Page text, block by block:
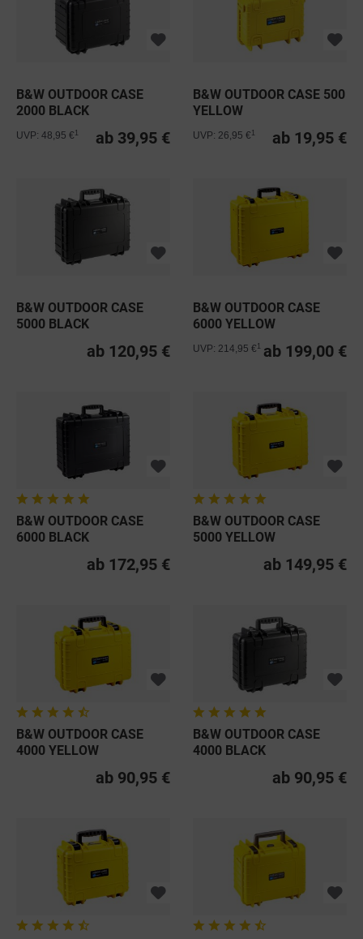
B&W OUTDOOR CASE
2000 BLACK
ab 39,95 €
UVP: 48,95 €
B&W OUTDOOR CASE 500
YELLOW
ab 19,95 €
UVP: 26,95 €
B&W OUTDOOR CASE
5000 BLACK
ab 120,95 €
B&W OUTDOOR CASE
6000 YELLOW
ab 199,00 €
UVP: 214,95 €
B&W OUTDOOR CASE
6000 BLACK
ab 172,95 €
B&W OUTDOOR CASE
5000 YELLOW
ab 149,95 €
B&W OUTDOOR CASE
4000 YELLOW
ab 90,95 €
B&W OUTDOOR CASE
4000 BLACK
ab 90,95 €